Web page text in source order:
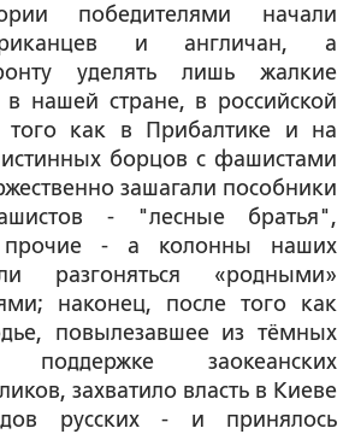
победителями начали
и англичан, а
уделять лишь жалкие
в нашей стране, в российской
того как в Прибалтике и на
борцов с фашистами
зашагали пособники
- "лесные братья",
- а колонны наших
разгоняться «родными»
наконец, после того как
повылезавшее из тёмных
заокеанских
захватило власть в Киеве
русских - и принялось